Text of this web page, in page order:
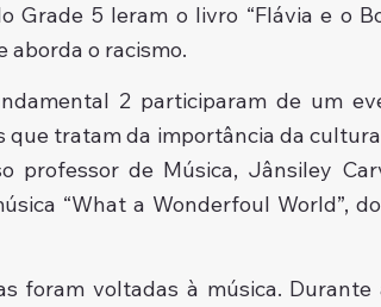
Grade 5 leram o livro “Flávia e o
aborda o racismo.
2 participaram de um
que tratam da importância da
professor de Música, Jânsiley
“What a Wonderfoul World”,
foram voltadas à música. Durante